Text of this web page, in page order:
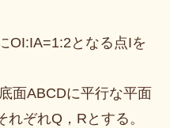
OI:IA=1:2となる点Iを
面ABCDに平行な平面
ぞれQ，Rとする。